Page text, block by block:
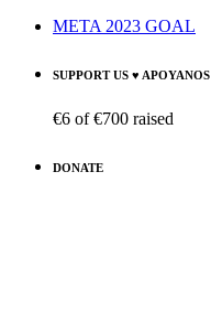
META 2023 GOAL
SUPPORT US ♥ APOYANOS
€6 of€700 raised
DONATE